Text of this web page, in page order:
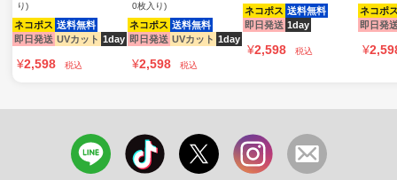
り)
ネコポス 送料無料
即日発送 UVカット 1day
¥2,598 税込
0枚入り)
ネコポス 送料無料
即日発送 UVカット 1day
¥2,598 税込
ネコポス 送料無料
即日発送 1day
¥2,598 税込
ネコポ
即日発
¥